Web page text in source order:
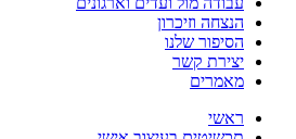
הנצחה וזיכרון
הסיפור שלנו
יצירת קשר
מאמרים
ראשי